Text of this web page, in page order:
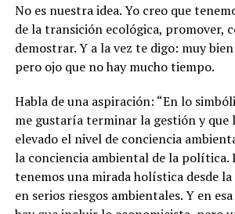
No es nuestra idea. Yo creo que
de la transición ecológica, promover,
demostrar. Y a la vez te digo: muy
pero ojo que no hay mucho tiempo.
Habla de una aspiración: “En lo
me gustaría terminar la gestión y que
elevado el nivel de conciencia
la conciencia ambiental de la política.
tenemos una mirada holística desde
en serios riesgos ambientales. Y en